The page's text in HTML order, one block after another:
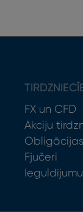
FX un CFD
Akciju
Obligācijas
Fjučeri